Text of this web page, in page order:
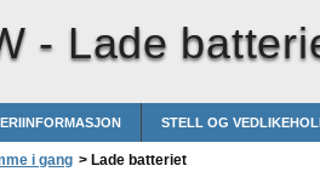
- Lade
STELL OG
i gang > Lade batteriet